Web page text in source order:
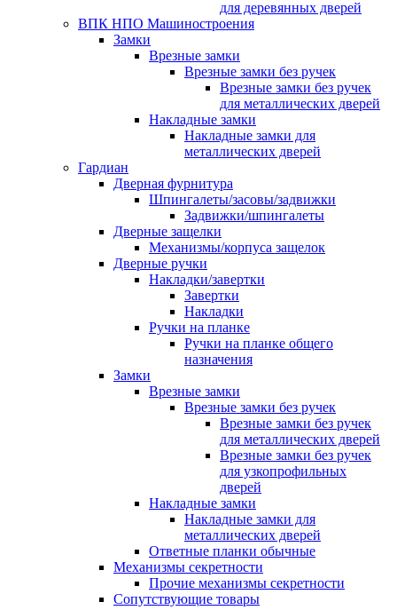
для деревянных дверей
ВПК НПО Машиностроения
Замки
Врезные замки
Врезные замки без ручек
Врезные замки без ручек
для металлических дверей
Накладные замки
Накладные замки для
металлических дверей
Гардиан
Дверная фурнитура
Шпингалеты/засовы/задвижки
Задвижки/шпингалеты
Дверные защелки
Механизмы/корпуса защелок
Дверные ручки
Накладки/завертки
Завертки
Накладки
Ручки на планке
Ручки на планке общего
назначения
Замки
Врезные замки
Врезные замки без ручек
Врезные замки без ручек
для металлических дверей
Врезные замки без ручек
для узкопрофильных
дверей
Накладные замки
Накладные замки для
металлических дверей
Ответные планки обычные
Механизмы секретности
Прочие механизмы секретности
Сопутствующие товары